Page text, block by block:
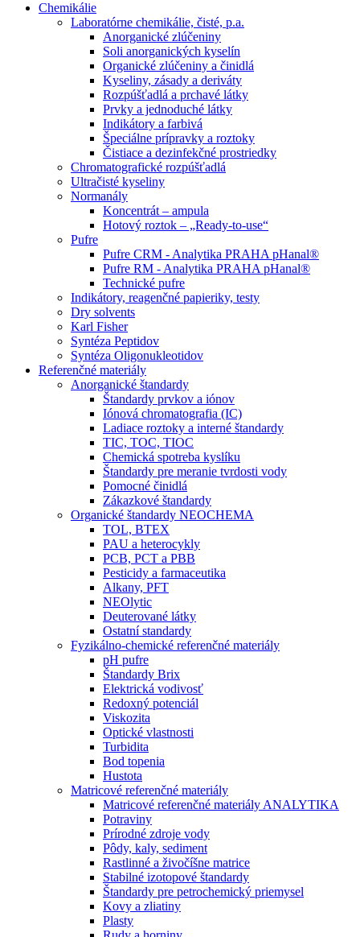
Chemikálie
Laboratórne chemikálie, čisté, p.a.
Anorganické zlúčeniny
Soli anorganických kyselín
Organické zlúčeniny a činidlá
Kyseliny, zásady a deriváty
Rozpúšťadlá a prchavé látky
Prvky a jednoduché látky
Indikátory a farbivá
Špeciálne prípravky a roztoky
Čistiace a dezinfekčné prostriedky
Chromatografické rozpúšťadlá
Ultračisté kyseliny
Normanály
Koncentrát – ampula
Hotový roztok – „Ready-to-use“
Pufre
Pufre CRM - Analytika PRAHA pHanal®
Pufre RM - Analytika PRAHA pHanal®
Technické pufre
Indikátory, reagenčné papieriky, testy
Dry solvents
Karl Fisher
Syntéza Peptidov
Syntéza Oligonukleotidov
Referenčné materiály
Anorganické štandardy
Štandardy prvkov a iónov
Iónová chromatografia (IC)
Ladiace roztoky a interné štandardy
TIC, TOC, TIOC
Chemická spotreba kyslíku
Štandardy pre meranie tvrdosti vody
Pomocné činidlá
Zákazkové štandardy
Organické štandardy NEOCHEMA
TOL, BTEX
PAU a heterocykly
PCB, PCT a PBB
Pesticidy a farmaceutika
Alkany, PFT
NEOlytic
Deuterované látky
Ostatní standardy
Fyzikálno-chemické referenčné materiály
pH pufre
Štandardy Brix
Elektrická vodivosť
Redoxný potenciál
Viskozita
Optické vlastnosti
Turbidita
Bod topenia
Hustota
Matricové referenčné materiály
Matricové referenčné materiály ANALYTIKA
Potraviny
Prírodné zdroje vody
Pôdy, kaly, sediment
Rastlinné a živočíšne matrice
Stabilné izotopové štandardy
Štandardy pre petrochemický priemysel
Kovy a zliatiny
Plasty